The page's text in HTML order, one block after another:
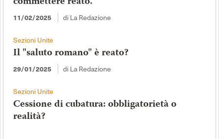
11/02/2025 di La Redazione
Sezioni Unite
Il "saluto romano" è reato?
29/01/2025 di La Redazione
Sezioni Unite
Cessione di cubatura: obbligatorietà o
realità?